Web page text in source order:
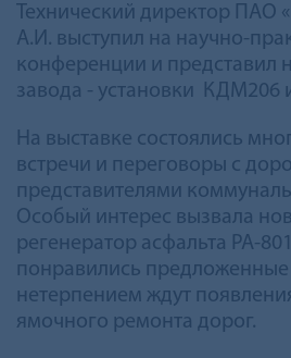
Технический директор ПАО
А.И. выступил на научно-
конференции и представил
завода - установки КДМ206
На выставке состоялись
встречи и переговоры с
представителями
Особый интерес вызвала
регенератор асфальта РА-
понравились
нетерпением ждут
ямочного ремонта дорог.